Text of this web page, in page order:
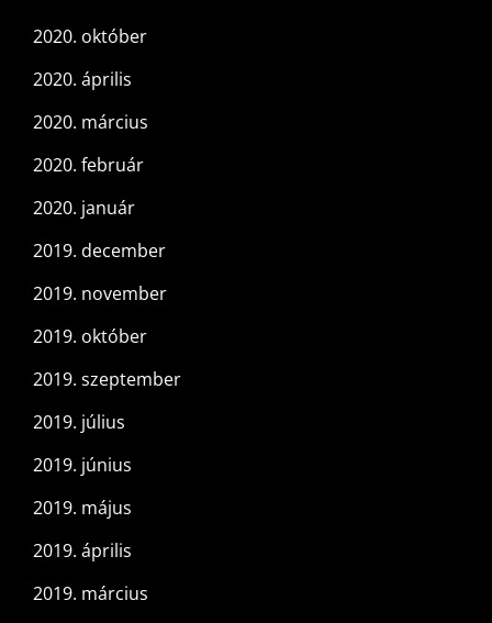
2020. október
2020. április
2020. március
2020. február
2020. január
2019. december
2019. november
2019. október
2019. szeptember
2019. július
2019. június
2019. május
2019. április
2019. március